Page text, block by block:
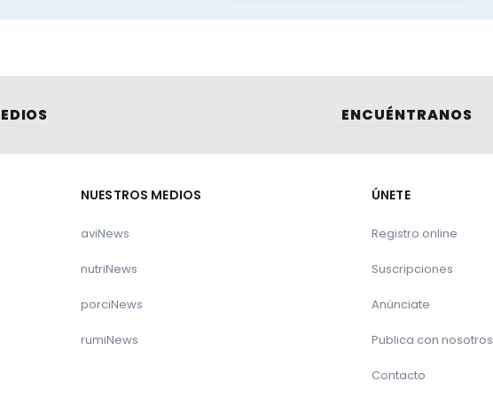
la calidad de la carne de vacuno
caída en 20 años
para vacas: factores que marcan la diferencia
ENCUÉNTRANOS
NUESTROS MEDIOS
aviNews
nutriNews
porciNews
rumiNews
ÚNETE
Registro online
Suscripciones
Anúnciate
Publica con nosotros
Contacto